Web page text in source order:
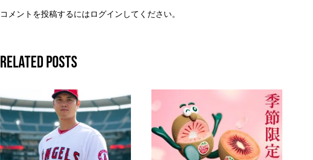
コメントを投稿するには ログイン してください。
Related Posts